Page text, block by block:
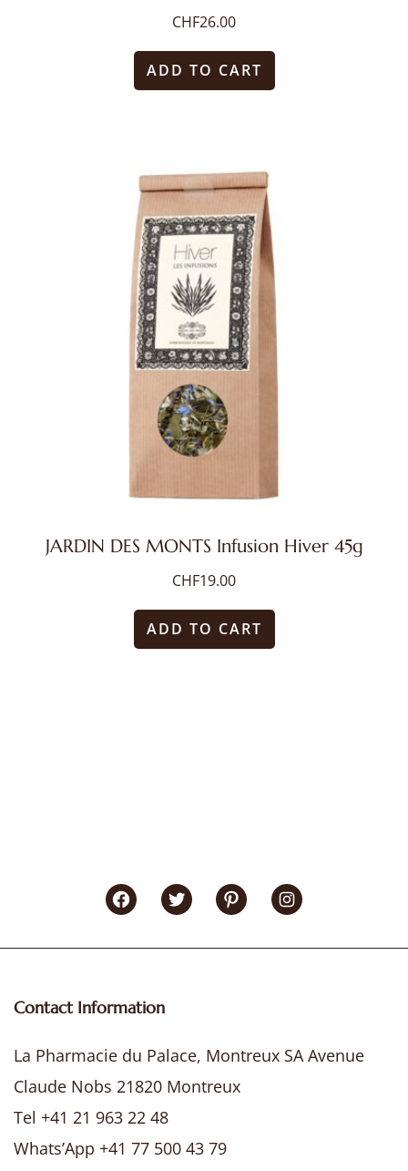
CHF26.00
ADD TO CART
JARDIN DES MONTS Infusion Hiver 45g
CHF19.00
ADD TO CART
FacebookTwitter PinterestInstagram
Contact Information
La Pharmacie du Palace, Montreux SA Avenue
Claude Nobs 21820 Montreux
Tel +41 21 963 22 48
Whats’App +41 77 500 43 79